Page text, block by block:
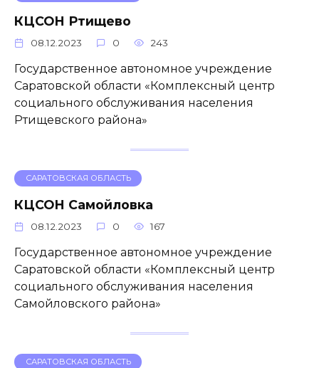
КЦСОН Ртищево
08.12.2023 0 243
Государственное автономное учреждение
Саратовской области «Комплексный центр
социального обслуживания населения
Ртищевского района»
САРАТОВСКАЯ ОБЛАСТЬ
КЦСОН Самойловка
08.12.2023 0 167
Государственное автономное учреждение
Саратовской области «Комплексный центр
социального обслуживания населения
Самойловского района»
САРАТОВСКАЯ ОБЛАСТЬ